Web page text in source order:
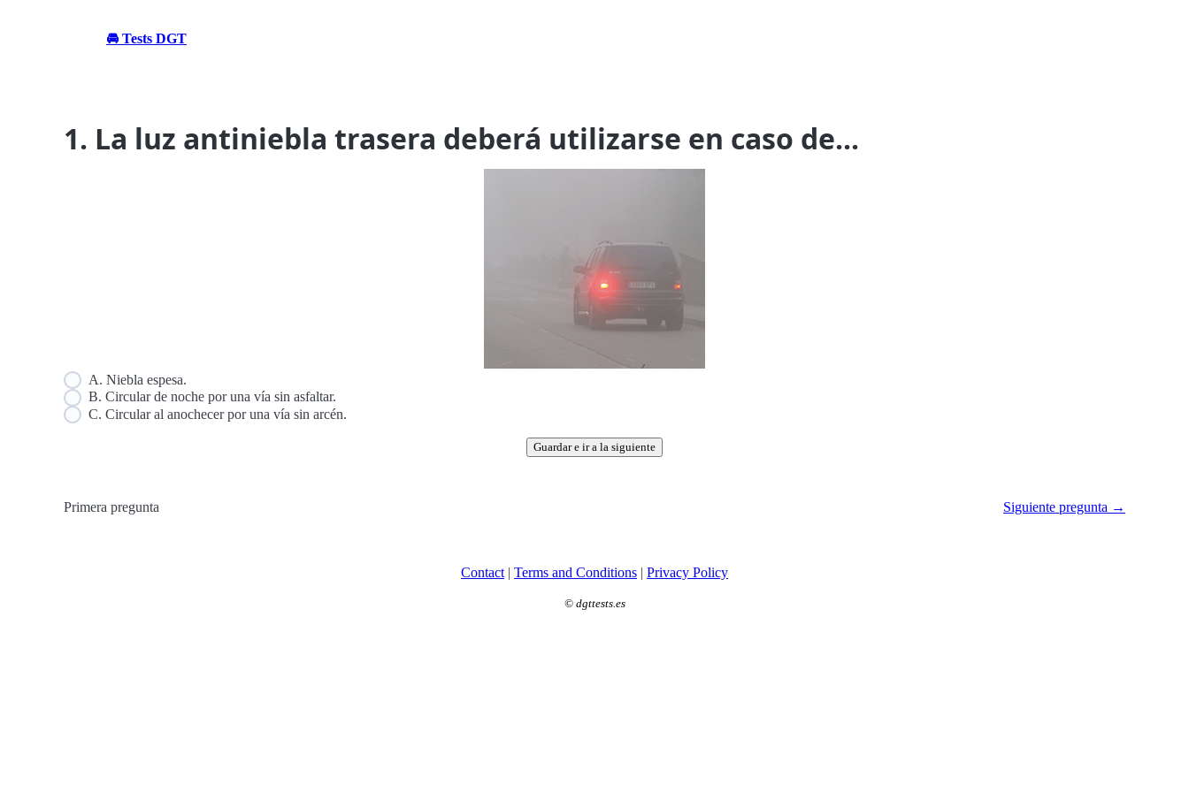
🚘 Tests DGT
1. La luz antiniebla trasera deberá utilizarse en caso de...
A. Niebla espesa.
B. Circular de noche por una vía sin asfaltar.
C. Circular al anochecer por una vía sin arcén.
Guardar e ir a la siguiente
Primera pregunta Siguiente pregunta →
Contact | Terms and Conditions | Privacy Policy
© dgttests.es